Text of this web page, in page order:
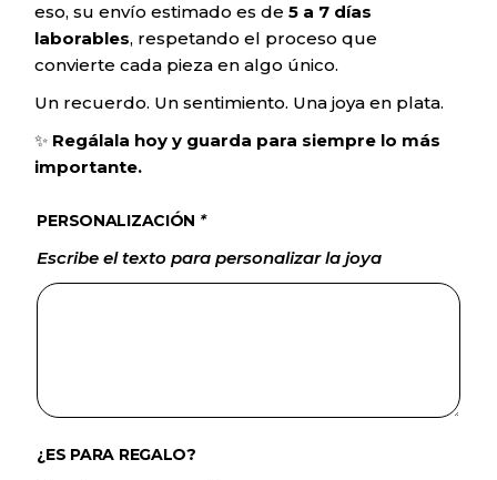
eso, su envío estimado es de5 a 7 días
laborables, respetando el proceso que
convierte cada pieza en algo único.
Un recuerdo. Un sentimiento. Una joya en plata.
✨ Regálala hoy y guarda para siempre lo más
importante.
PERSONALIZACIÓN *
Escribe el texto para personalizar la joya
¿ES PARA REGALO?